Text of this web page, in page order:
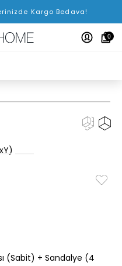
Kargo Bedava!
0